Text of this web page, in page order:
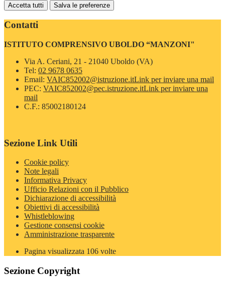
Accetta tutti Salva le preferenze
Contatti
ISTITUTO COMPRENSIVO UBOLDO “MANZONI"
Via A. Ceriani, 21 - 21040 Uboldo (VA)
Tel: 02 9678 0635
Email: VAIC852002@istruzione.itLink per inviare una mail
PEC: VAIC852002@pec.istruzione.itLink per inviare una
mail
C.F.: 85002180124
Sezione Link Utili
Cookie policy
Note legali
Informativa Privacy
Ufficio Relazioni con il Pubblico
Dichiarazione di accessibilità
Obiettivi di accessibilità
Whistleblowing
Gestione consensi cookie
Amministrazione trasparente
Pagina visualizzata 106 volte
Sezione Copyright